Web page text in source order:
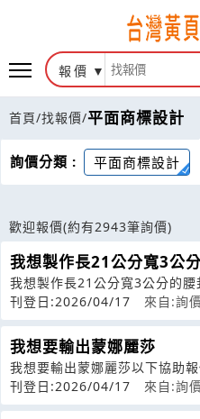
報價
首頁/找報價/平面商標設計
詢價分類 : 平面商標設計
歡迎報價(約有2943筆詢價)
我想製作長21公分寬3公
我想製作長21公分寬3公分的腰
logo及產品名稱,請問是否可以
刊登日:2026/04/17 來自:詢
我想要輸出蒙娜麗莎
我想要輸出蒙娜麗莎以下協助
刊登日:2026/04/17
來自:詢